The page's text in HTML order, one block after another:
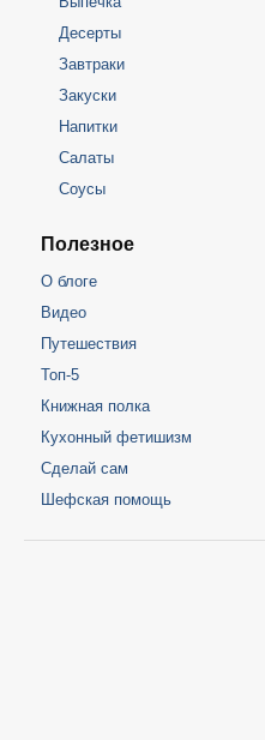
Десерты
Завтраки
Закуски
Напитки
Салаты
Соусы
Полезное
О блоге
Видео
Путешествия
Топ-5
Книжная полка
Кухонный фетишизм
Сделай сам
Шефская помощь